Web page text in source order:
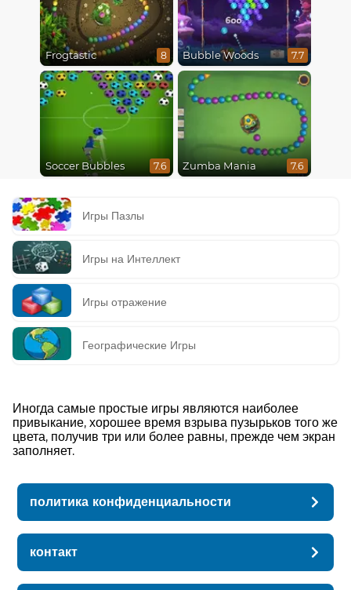
Frogtastic 8 Bubble Woods 7.7
Soccer Bubbles 7.6 Zumba Mania 7.6
Игры Пазлы
Игры на Интеллект
Игры отражение
Географические Игры
Иногда самые простые игры являются наиболее
привыкание, хорошее время взрыва пузырьков того же
цвета, получив три или более равны, прежде чем экран
заполняет.
политика конфиденциальности
контакт